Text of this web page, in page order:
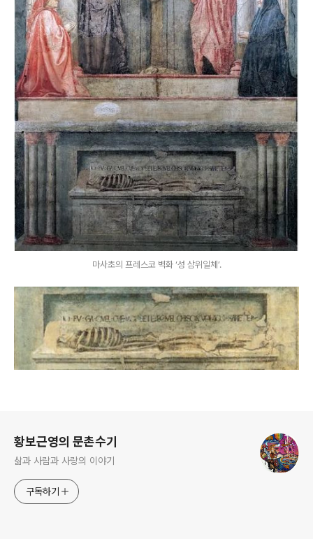
마사초의 프레스코 벽화 ‘성 삼위일체’.
황보근영의 문촌수기
삶과 사람과 사랑의 이야기
구독하기